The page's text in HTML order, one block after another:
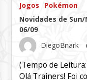
Jogos
Pokémon
Novidades de
06/09
DiegoBnark
(Tempo de Leitura:
Olá Trainers! Foi